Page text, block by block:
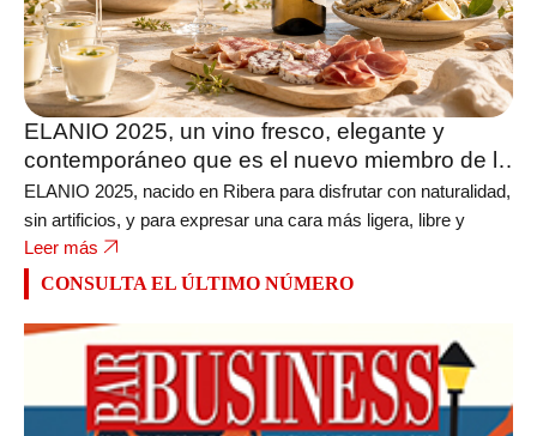
ELANIO 2025, un vino fresco, elegante y
contemporáneo que es el nuevo miembro de la
bodega FERRATUS
ELANIO 2025, nacido en Ribera para disfrutar con naturalidad,
sin artificios, y para expresar una cara más ligera, libre y
Leer más
CONSULTA EL ÚLTIMO NÚMERO